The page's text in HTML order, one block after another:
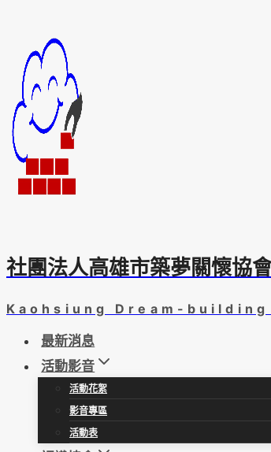
content
社團法人高雄市築夢關懷協
Kaohsiung Dream-
最新消息
活動影音
活動花絮
影音專區
活動表